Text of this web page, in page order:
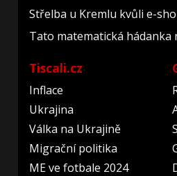
Střelba u Kremlu kvůli e-
Tato matematická hádanka
Tiscali.cz
Inflace
Ukrajina
Válka na Ukrajině
Migrační politika
ME ve fotbale 2024